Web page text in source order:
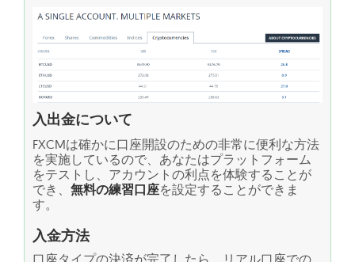
入出金について
FXCMは確かに口座開設のための非常に便利な方法
を実施しているので、あなたはプラットフォーム
をテストし、アカウントの利点を体験することが
でき、 無料の練習口座を設定することができま
す。
入金方法